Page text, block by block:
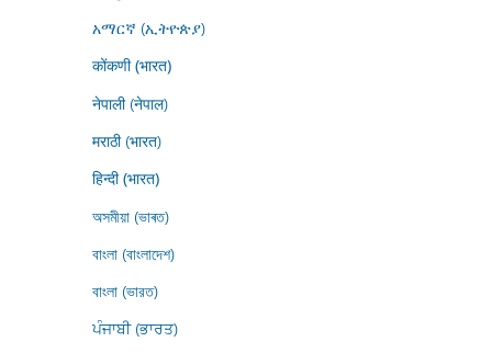
አማርኛ (ኢትዮጵያ)
कोंकणी (भारत)
नेपाली (नेपाल)
मराठी (भारत)
हिन्दी (भारत)
অসমীয়া (ভাৰত)
বাংলা (বাংলাদেশ)
বাংলা (ভারত)
ਪੰਜਾਬੀ (ਭਾਰਤ)